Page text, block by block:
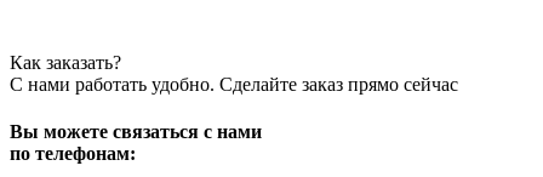
Как заказать?
С нами работать удобно. Сделайте заказ прямо сейчас
Вы можете связаться с нами
по телефонам: